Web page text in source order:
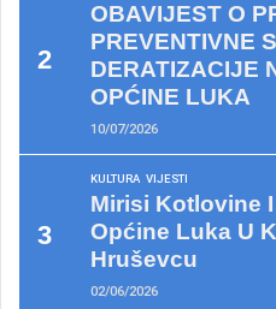
OBAVIJEST O
PREVENTIVNE
DERATIZACIJE
OPĆINE LUKA
10/07/2026
KULTURA VIJESTI
Mirisi Kotlovine
Općine Luka U
Hruševcu
02/06/2026